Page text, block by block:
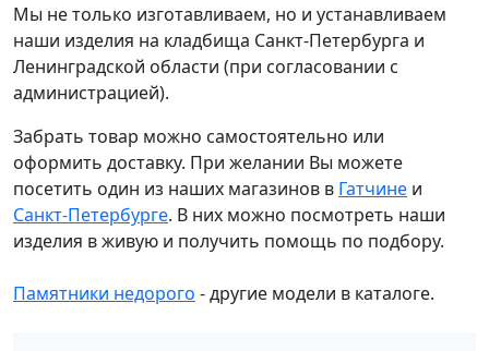
Мы не только изготавливаем, но и устанавливаем
наши изделия на кладбища Санкт-Петербурга и
Ленинградской области (при согласовании с
администрацией).
Забрать товар можно самостоятельно или
оформить доставку. При желании Вы можете
посетить один из наших магазинов в Гатчине и
Санкт-Петербурге. В них можно посмотреть наши
изделия в живую и получить помощь по подбору.
Памятники недорого - другие модели в каталоге.